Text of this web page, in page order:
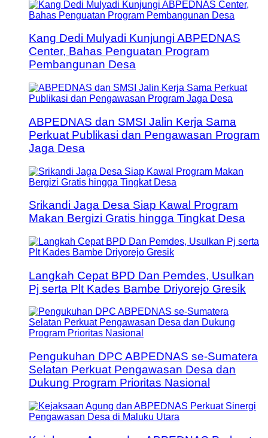
Kang Dedi Mulyadi Kunjungi ABPEDNAS
Center, Bahas Penguatan Program
Pembangunan Desa
ABPEDNAS dan SMSI Jalin Kerja Sama
Perkuat Publikasi dan Pengawasan Program
Jaga Desa
Srikandi Jaga Desa Siap Kawal Program
Makan Bergizi Gratis hingga Tingkat Desa
Langkah Cepat BPD Dan Pemdes, Usulkan
Pj serta Plt Kades Bambe Driyorejo Gresik
Pengukuhan DPC ABPEDNAS se-Sumatera
Selatan Perkuat Pengawasan Desa dan
Dukung Program Prioritas Nasional